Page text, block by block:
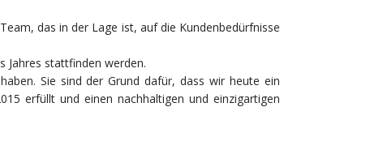
das in der Lage ist, auf die Kundenbedürfnisse
Jahres stattfinden werden.
Sie sind der Grund dafür, dass wir heute ein
erfüllt und einen nachhaltigen und einzigartigen